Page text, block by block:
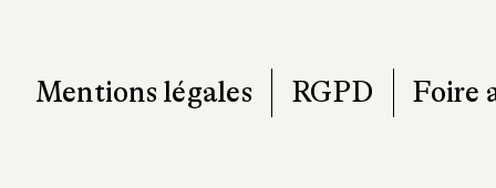
Mentions légales RGPD Foire